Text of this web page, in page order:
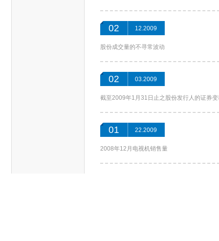
02 12.2009
股份成交量的不寻常波动
02 03.2009
截至2009年1月31日止之股份发行人的证券
01 22.2009
2008年12月电视机销售量